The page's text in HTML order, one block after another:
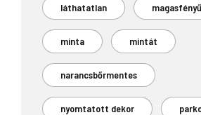
láthatatlan magasfényű
minta mintát
narancsbőrmentes
nyomtatott dekor